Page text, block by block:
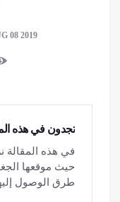
08 2019
تجدون في هذه
في هذه المقالة
حيث موقعها
طرق الوصول